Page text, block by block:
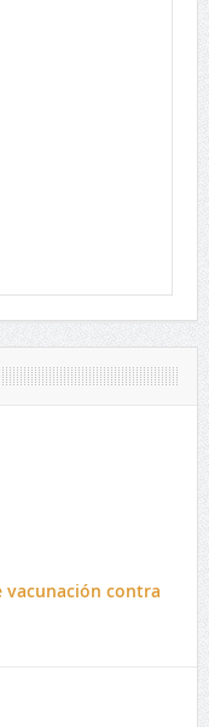
vacunación contra